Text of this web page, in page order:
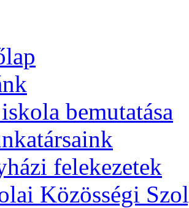
bemutatása
felekezetek
Közösségi